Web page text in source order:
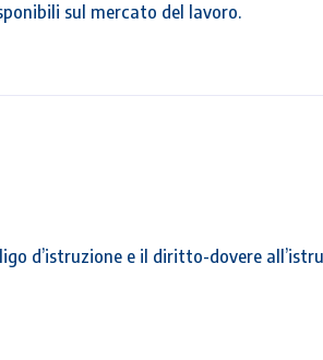
sul mercato del lavoro.
d’istruzione e il diritto-dovere